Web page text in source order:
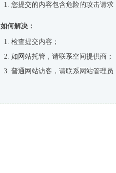
您提交的内容包含危险的攻击请求
如何解决：
检查提交内容；
如网站托管，请联系空间提供商；
普通网站访客，请联系网站管理员